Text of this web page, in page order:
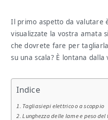
Il primo aspetto da valutare
visualizzate la vostra amata
che dovrete fare per
su una scala? È lontana dalla
Indice
Tagliasiepi elettrico o a scoppio
Lunghezza delle lame e peso